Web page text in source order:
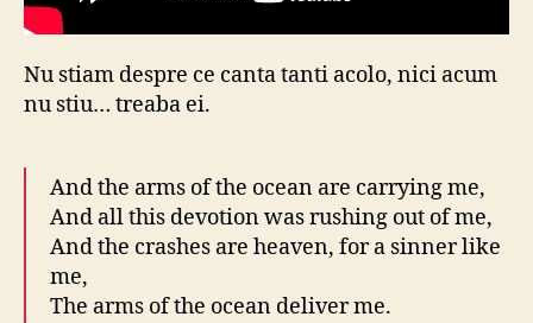
Nu stiam despre ce canta tanti acolo, nici acum
nu stiu… treaba ei.
And the arms of the ocean are carrying me,
And all this devotion was rushing out of me,
And the crashes are heaven, for a sinner like
me,
The arms of the ocean deliver me.